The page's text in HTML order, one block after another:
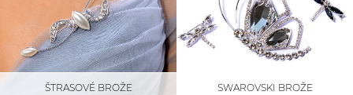
ŠTRASOVÉ BROŽE SWAROVSKI BROŽE